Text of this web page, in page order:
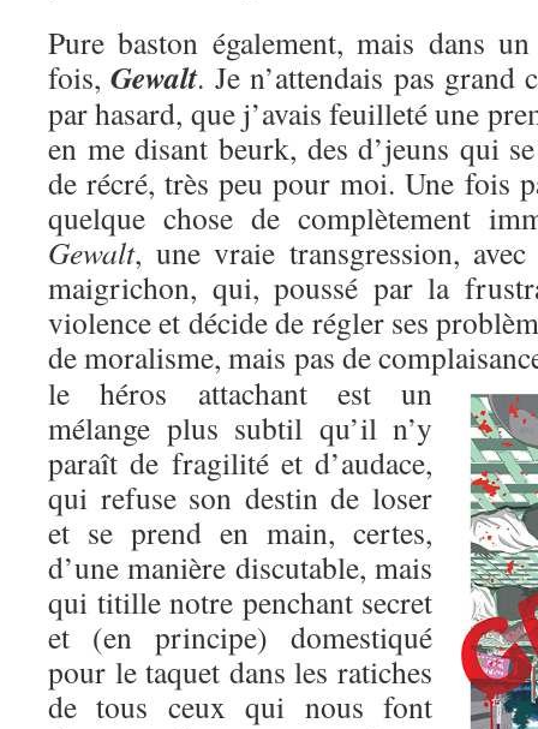
Pure baston également, mais dans
fois,Gewalt. Je n’attendais pas grand
par hasard, que j’avais feuilleté une
en me disant beurk, des d’jeuns qui
de récré, très peu pour moi. Une fois
quelque chose de complètement
Gewalt, une vraie transgression,
maigrichon, qui, poussé par la
violence et décide de régler ses
de moralisme, mais pas de
le héros attachant est un
mélange plus subtil qu’il n’y
paraît de fragilité et d’audace,
qui refuse son destin de loser
et se prend en main, certes,
d’une manière discutable, mais
qui titille notre penchant secret
et (en principe) domestiqué
pour le taquet dans les ratiches
de tous ceux qui nous font